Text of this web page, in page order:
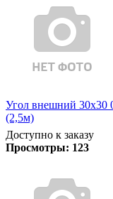
Угол внешний 30х30
(2,5м)
Доступно к заказу
Просмотры: 123